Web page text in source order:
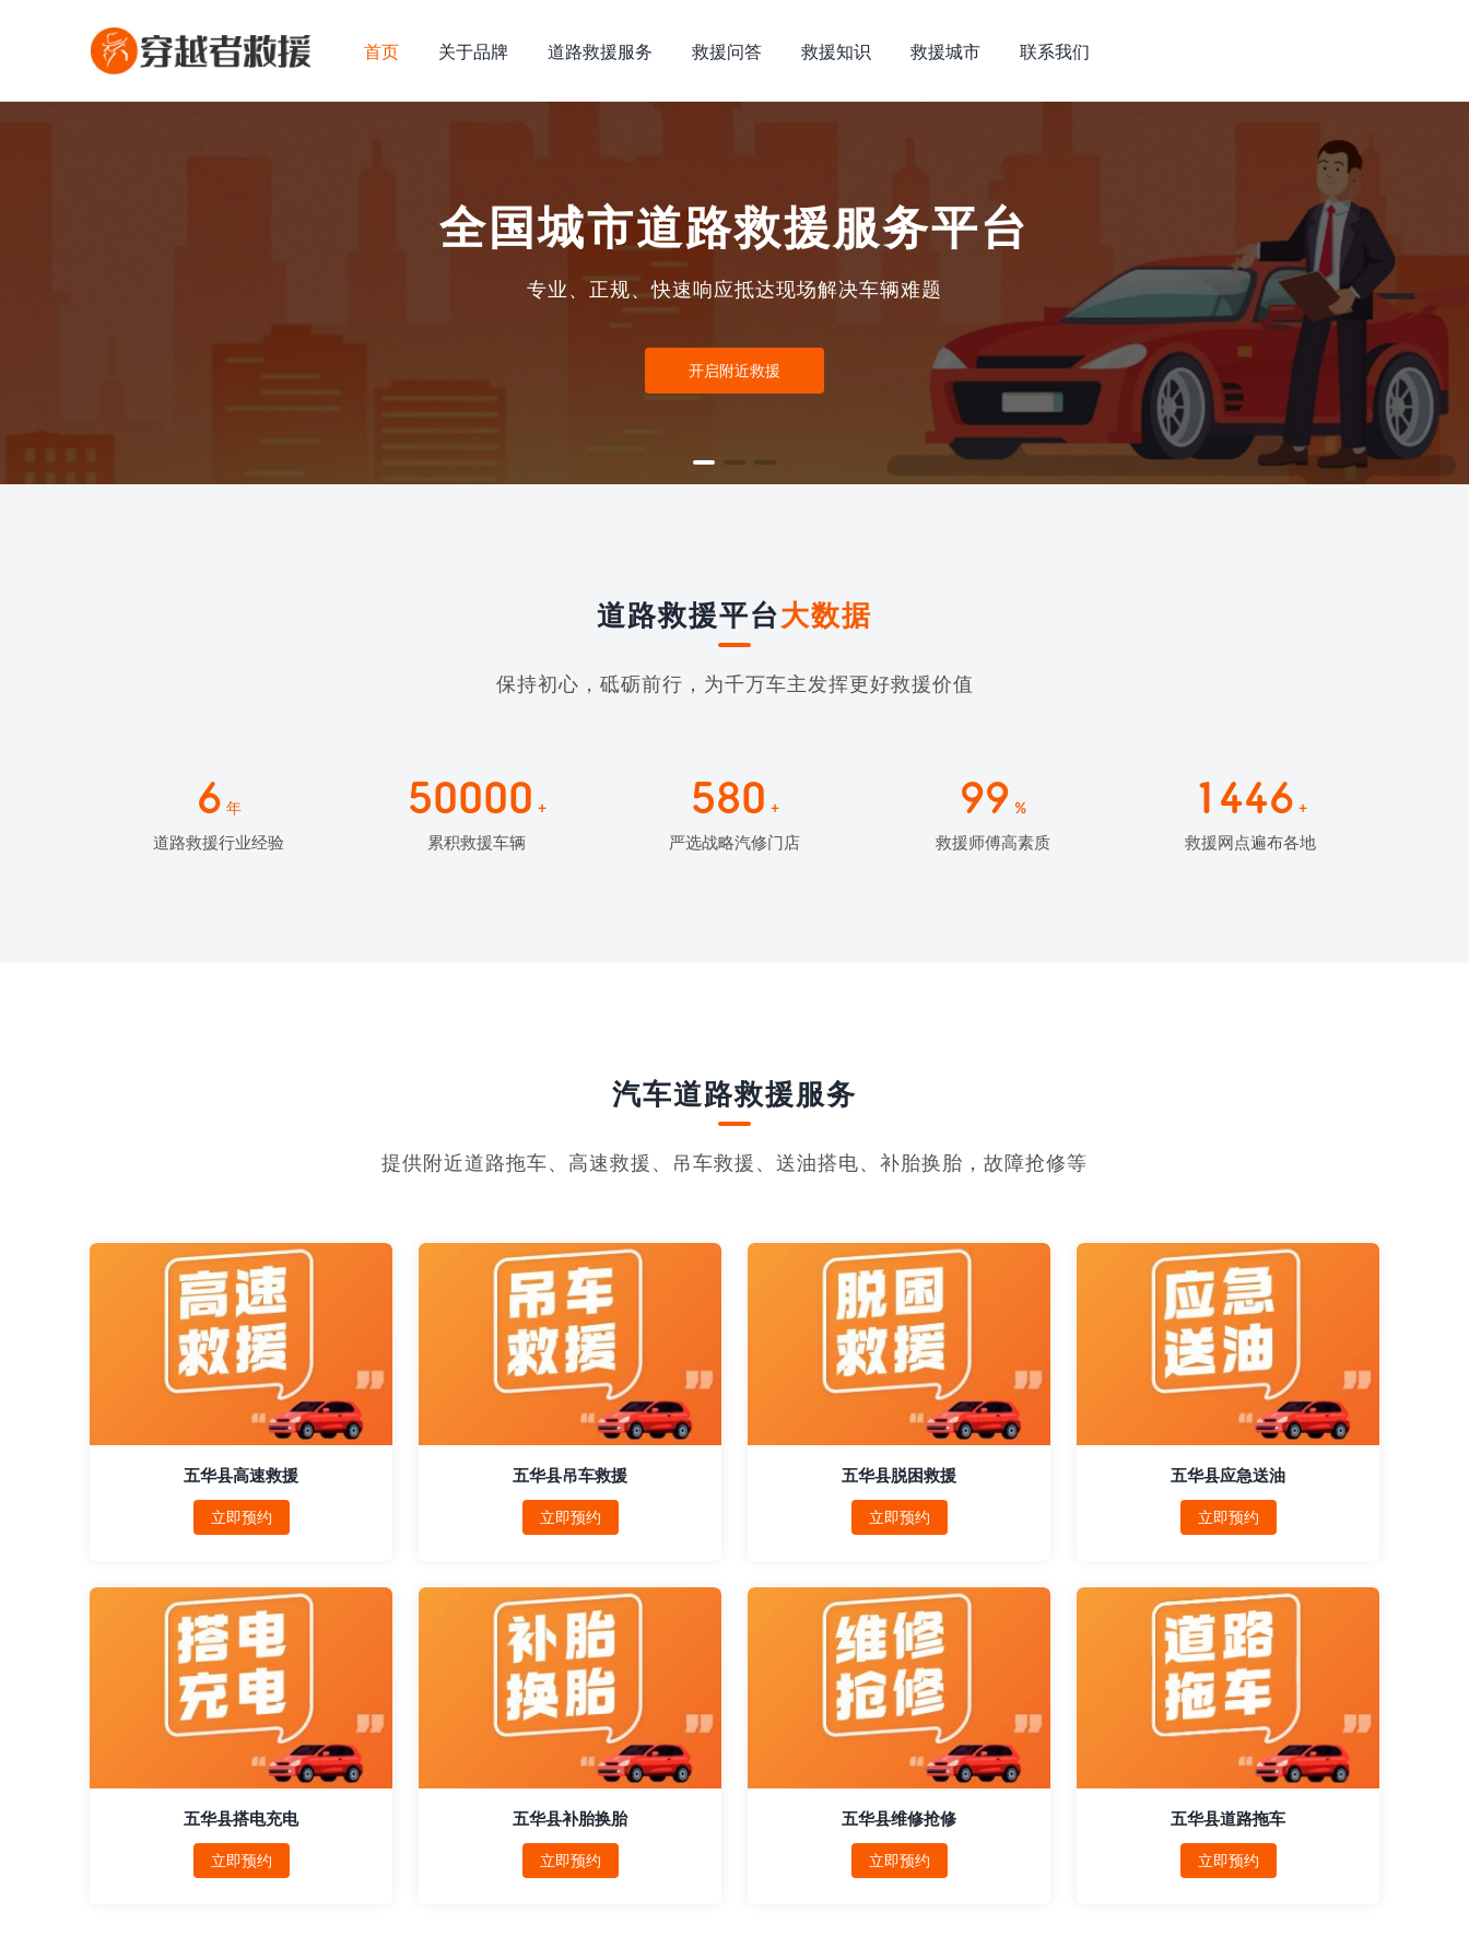
首页 关于品牌 道路救援服务 救援问答 救援知识 救援城市 联系我们
全国城市道路救援服务平台
专业、正规、快速响应抵达现场解决车辆难题
开启附近救援
道路救援平台大数据
保持初心，砥砺前行，为千万车主发挥更好救援价值
6 年
道路救援行业经验
50000 +
累积救援车辆
580 +
严选战略汽修门店
99 %
救援师傅高素质
1446 +
救援网点遍布各地
汽车道路救援服务
提供附近道路拖车、高速救援、吊车救援、送油搭电、补胎换胎，故障抢修等
五华县高速救援
立即预约
五华县吊车救援
立即预约
五华县脱困救援
立即预约
五华县应急送油
立即预约
五华县搭电充电
立即预约
五华县补胎换胎
立即预约
五华县维修抢修
立即预约
五华县道路拖车
立即预约